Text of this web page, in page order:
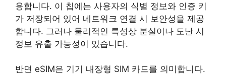
용합니다. 이 칩에는 사용자의 식별 정보와 인증 키
가 저장되어 있어 네트워크 연결 시 보안성을 제공
합니다. 그러나 물리적인 특성상 분실이나 도난 시
정보 유출 가능성이 있습니다.
반면 eSIM은 기기 내장형 SIM 카드를 의미합니다.